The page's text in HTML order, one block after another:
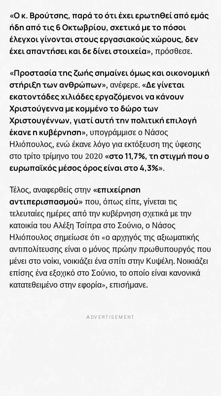
«Ο κ. Βρούτσης, παρά το ότι έχει ερωτηθεί από εμάς
ήδη από τις 6 Οκτωβρίου, σχετικά με το πόσοι
έλεγχοι γίνονται στους εργασιακούς χώρους, δεν
έχει απαντήσει και δε δίνει στοιχεία», πρόσθεσε.
«Προστασία της ζωής σημαίνει όμως και οικονομική
στήριξη των ανθρώπων», ανέφερε. «Δε γίνεται
εκατοντάδες χιλιάδες εργαζόμενοι να κάνουν
Χριστούγεννα με κομμένο το δώρο των
Χριστουγέννων, γιατί αυτή την πολιτική επιλογή
έκανε η κυβέρνηση», υπογράμμισε ο Νάσος
Ηλιόπουλος, ενώ έκανε λόγο για εκτόξευση της ύφεσης
στο τρίτο τρίμηνο του 2020 «στο 11,7%, τη στιγμή που ο
ευρωπαϊκός μέσος όρος είναι στο 4,3%».
Τέλος, αναφερθείς στην «επιχείρηση
αντιπερισπασμού» που, όπως είπε, γίνεται τις
τελευταίες ημέρες από την κυβέρνηση σχετικά με την
κατοικία του Αλέξη Τσίπρα στο Σούνιο, ο Νάσος
Ηλιόπουλος σημείωσε ότι «ο αρχηγός της αξιωματικής
αντιπολίτευσης είναι ο μόνος πρώην πρωθυπουργός που
μένει στο νοίκι, νοικιάζει ένα σπίτι στην Κυψέλη. Νοικιάζει
επίσης ένα εξοχικό στο Σούνιο, το οποίο είναι κανονικά
κατατεθειμένο στην εφορία», επισήμανε.
ADVERTISEMENT